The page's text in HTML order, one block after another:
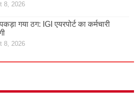
8, 2026
गया ठग: IGI एयरपोर्ट का कर्मचारी
8, 2026